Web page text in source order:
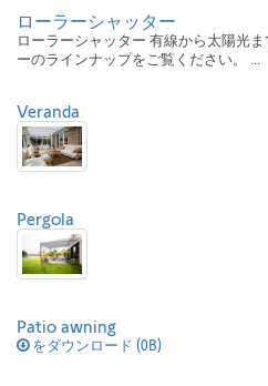
ローラーシャッター
ローラーシャッター 有線から太陽光
ーのラインナップをご覧ください。 ...
Veranda
Pergola
Patio awning
をダウンロード (0B)